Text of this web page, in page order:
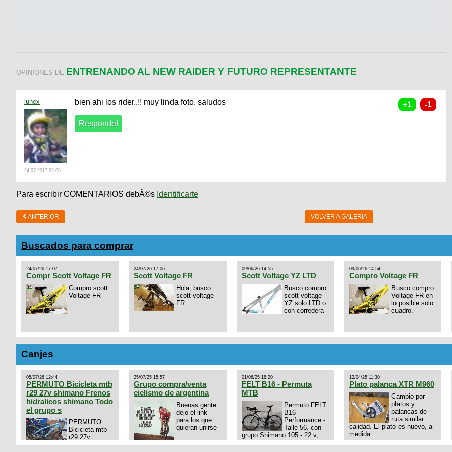
OPINIONES DE ENTRENANDO AL NEW RAIDER Y FUTURO REPRESENTANTE
lunex
24-07-2017 02:09
bien ahi los rider..!! muy linda foto. saludos
Para escribir COMENTARIOS debÃ©s Identificarte
ANTERIOR VOLVER A GALERIA
Buscados para comprar
24/07/26 17:07
Compr Scott Voltage FR
Compro scott
Voltage FR
24/07/26 17:06
Scott Voltage FR
Hola, busco
scott voltage
FR
09/06/26 14:55
Scott Voltage YZ LTD
Busco compro
scott voltage
YZ solo LTD o
con corredera
09/06/26 14:54
Compro Voltage FR
Busco compro
Voltage FR en
lo posible solo
cuadro.
Canjes
05/07/26 12:44
PERMUTO Bicicleta mtb
r29 27v shimano Frenos
hidralicos shimano Todo
el grupo s
PERMUTO
Bicicleta mtb
r29 27v
shimano
25/07/25 15:57
Grupo compra/venta
ciclismo de argentina
Buenas gente
dejo el link
para los que
quieran unirse
https://chat.whatsapp.com/E4N9zhVk9wHFFzK7T345Kn?
01/06/25 18:20
FELT B16 - Permuta
MTB
Permuto FELT
B16
Performance -
Talle 56. con
grupo Shimano 105 - 22 v,
cuadro: triatlon carbono dual
12/04/25 11:30
Plato palanca XTR M960
Cambio por
platos y
palancas de
ruta similar
calidad. El plato es nuevo, a
medida.